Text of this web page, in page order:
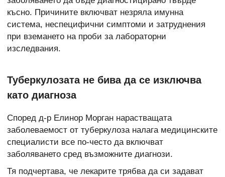
късно. Причините включват незряла имунна
система, неспецифични симптоми и затруднения
при вземането на проби за лабораторни
изследвания.
Туберкулозата не бива да се изключва
като диагноза
Според д-р Елинор Морган нарастващата
заболеваемост от туберкулоза налага медицинските
специалисти все по-често да включват
заболяването сред възможните диагнози.
Тя подчертава, че лекарите трябва да си задават